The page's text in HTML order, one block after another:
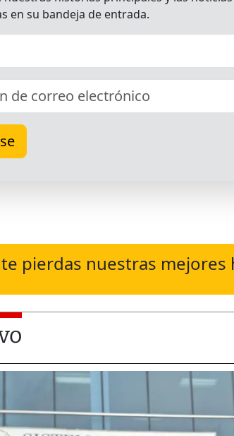
pierdas nuestras mejores